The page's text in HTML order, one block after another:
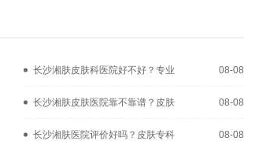
长沙湘肤皮肤科医院好不好？专业 08-08
长沙湘肤皮肤医院靠不靠谱？皮肤 08-08
长沙湘肤医院评价好吗？皮肤专科 08-08